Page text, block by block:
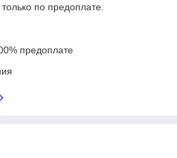
по предоплате.
предоплате